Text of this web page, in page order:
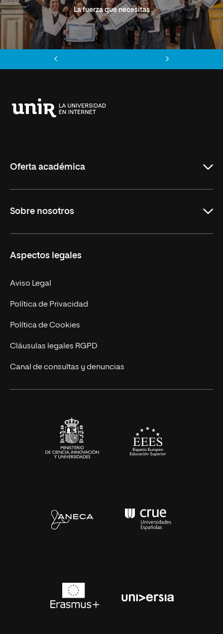
La fuerza que necesitas
Oferta académica
Másteres Oficiales
Másteres Propios
Doctorados
Experto Universitario
Postgrados
Cursos Universitarios
Sobre nosotros
Facultades
Nuestro Equipo
Trabaja en UNIR
Actualidad
UNIR Revista
Eventos
Aspectos legales
Aviso Legal
Política de Privacidad
Política de Cookies
Cláusulas legales RGPD
Canal de consultas y denuncias